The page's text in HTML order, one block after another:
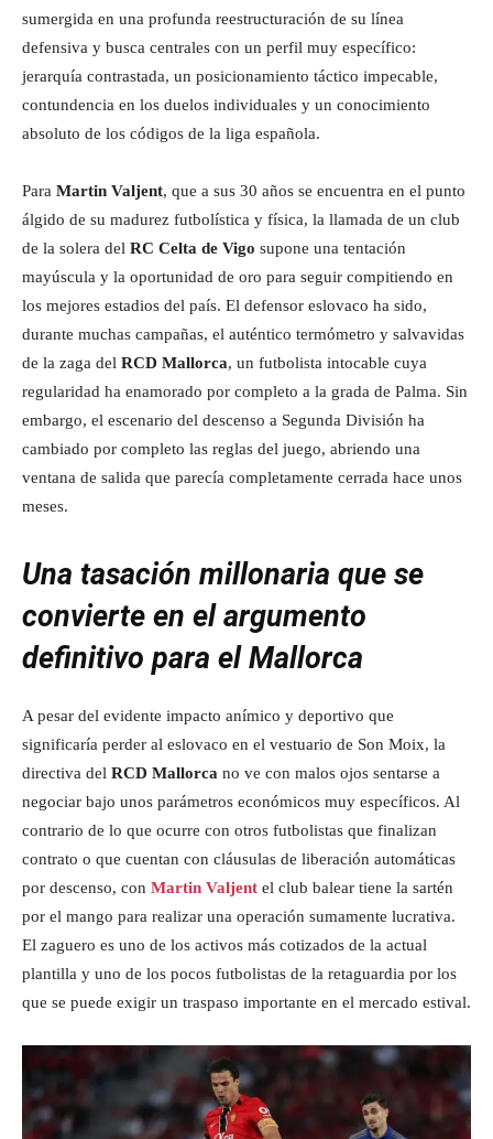
sumergida en una profunda reestructuración de su línea
defensiva y busca centrales con un perfil muy específico:
jerarquía contrastada, un posicionamiento táctico impecable,
contundencia en los duelos individuales y un conocimiento
absoluto de los códigos de la liga española.
Para Martin Valjent, que a sus 30 años se encuentra en el punto
álgido de su madurez futbolística y física, la llamada de un club
de la solera del RC Celta de Vigo supone una tentación
mayúscula y la oportunidad de oro para seguir compitiendo en
los mejores estadios del país. El defensor eslovaco ha sido,
durante muchas campañas, el auténtico termómetro y salvavidas
de la zaga del RCD Mallorca, un futbolista intocable cuya
regularidad ha enamorado por completo a la grada de Palma. Sin
embargo, el escenario del descenso a Segunda División ha
cambiado por completo las reglas del juego, abriendo una
ventana de salida que parecía completamente cerrada hace unos
meses.
Una tasación millonaria que se
convierte en el argumento
definitivo para el Mallorca
A pesar del evidente impacto anímico y deportivo que
significaría perder al eslovaco en el vestuario de Son Moix, la
directiva del RCD Mallorca no ve con malos ojos sentarse a
negociar bajo unos parámetros económicos muy específicos. Al
contrario de lo que ocurre con otros futbolistas que finalizan
contrato o que cuentan con cláusulas de liberación automáticas
por descenso, con Martin Valjent el club balear tiene la sartén
por el mango para realizar una operación sumamente lucrativa.
El zaguero es uno de los activos más cotizados de la actual
plantilla y uno de los pocos futbolistas de la retaguardia por los
que se puede exigir un traspaso importante en el mercado estival.